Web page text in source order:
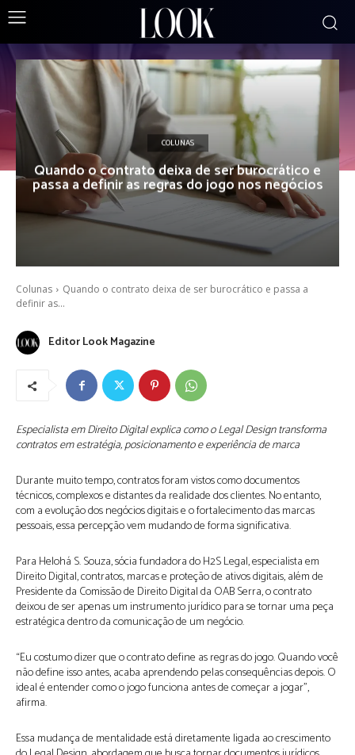
COLUNAS
Quando o contrato deixa de ser burocrático e
passa a definir as regras do jogo nos negócios
Colunas
Quando o contrato deixa de ser burocrático e passa a
definir as...
Editor Look Magazine
Especialista em Direito Digital explica como o Legal Design transforma
contratos em estratégia, posicionamento e experiência de marca
Durante muito tempo, contratos foram vistos como documentos
técnicos, complexos e distantes da realidade dos clientes. No entanto,
com a evolução dos negócios digitais e o fortalecimento das marcas
pessoais, essa percepção vem mudando de forma significativa.
Para Helohá S. Souza, sócia fundadora do H2S Legal, especialista em
Direito Digital, contratos, marcas e proteção de ativos digitais, além de
Presidente da Comissão de Direito Digital da OAB Serra, o contrato
deixou de ser apenas um instrumento jurídico para se tornar uma peça
estratégica dentro da comunicação de um negócio.
“Eu costumo dizer que o contrato define as regras do jogo. Quando você
não define isso antes, acaba aprendendo pelas consequências depois. O
ideal é entender como o jogo funciona antes de começar a jogar”,
afirma.
Essa mudança de mentalidade está diretamente ligada ao crescimento